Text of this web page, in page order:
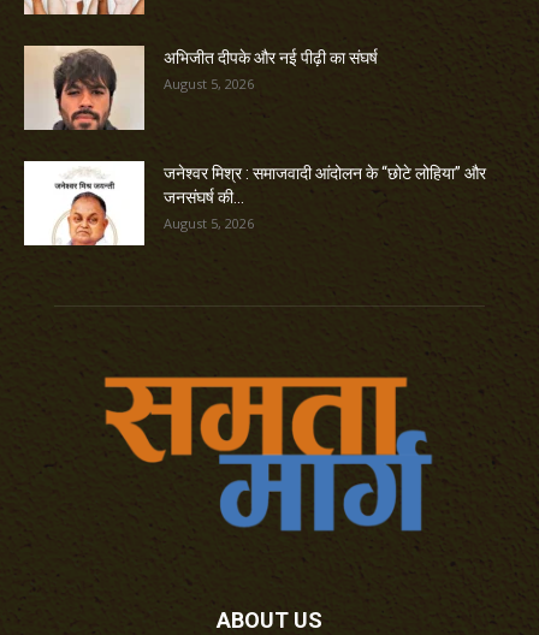
अभिजीत दीपके और नई पीढ़ी का संघर्ष
August 5, 2026
जनेश्वर मिश्र : समाजवादी आंदोलन के “छोटे लोहिया” और
जनसंघर्ष की...
August 5, 2026
ABOUT US